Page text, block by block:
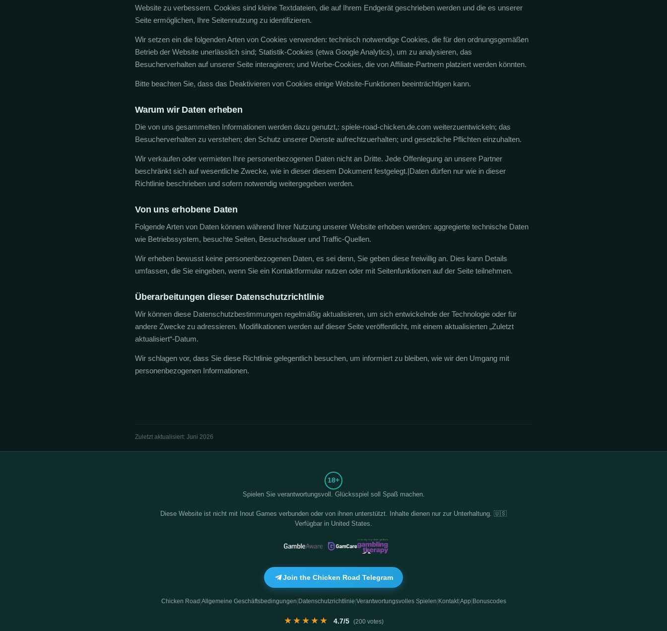
Website zu verbessern. Cookies sind kleine Textdateien, die auf Ihrem Endgerät geschrieben werden und die es unserer
Seite ermöglichen, Ihre Seitennutzung zu identifizieren.
Wir setzen ein die folgenden Arten von Cookies verwenden: technisch notwendige Cookies, die für den ordnungsgemäßen
Betrieb der Website unerlässlich sind; Statistik-Cookies (etwa Google Analytics), um zu analysieren, das
Besucherverhalten auf unserer Seite interagieren; und Werbe-Cookies, die von Affiliate-Partnern platziert werden könnten.
Bitte beachten Sie, dass das Deaktivieren von Cookies einige Website-Funktionen beeinträchtigen kann.
Warum wir Daten erheben
Die von uns gesammelten Informationen werden dazu genutzt,: spiele-road-chicken.de.com weiterzuentwickeln; das
Besucherverhalten zu verstehen; den Schutz unserer Dienste aufrechtzuerhalten; und gesetzliche Pflichten einzuhalten.
Wir verkaufen oder vermieten Ihre personenbezogenen Daten nicht an Dritte. Jede Offenlegung an unsere Partner
beschränkt sich auf wesentliche Zwecke, wie in dieser diesem Dokument festgelegt.|Daten dürfen nur wie in dieser
Richtlinie beschrieben und sofern notwendig weitergegeben werden.
Von uns erhobene Daten
Folgende Arten von Daten können während Ihrer Nutzung unserer Website erhoben werden: aggregierte technische Daten
wie Betriebssystem, besuchte Seiten, Besuchsdauer und Traffic-Quellen.
Wir erheben bewusst keine personenbezogenen Daten, es sei denn, Sie geben diese freiwillig an. Dies kann Details
umfassen, die Sie eingeben, wenn Sie ein Kontaktformular nutzen oder mit Seitenfunktionen auf der Seite teilnehmen.
Überarbeitungen dieser Datenschutzrichtlinie
Wir können diese Datenschutzbestimmungen regelmäßig aktualisieren, um sich entwickelnde der Technologie oder für
andere Zwecke zu adressieren. Modifikationen werden auf dieser Seite veröffentlicht, mit einem aktualisierten „Zuletzt
aktualisiert“-Datum.
Wir schlagen vor, dass Sie diese Richtlinie gelegentlich besuchen, um informiert zu bleiben, wie wir den Umgang mit
personenbezogenen Informationen.
Zuletzt aktualisiert: Juni 2026
18+
Spielen Sie verantwortungsvoll. Glücksspiel soll Spaß machen.
Diese Website ist nicht mit Inout Games verbunden oder von ihnen unterstützt. Inhalte dienen nur zur Unterhaltung. 🇺🇸
Verfügbar in United States.
Join the Chicken Road Telegram
Chicken Road Allgemeine Geschäftsbedingungen Datenschutzrichtlinie Verantwortungsvolles Spielen Kontakt|App Bonuscodes
★★★★★ 4.7/5 (200votes)